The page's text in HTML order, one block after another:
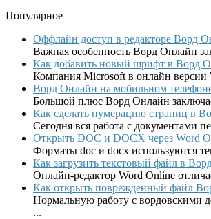
Популярное
Оффлайн доступ в редакторе Ворд
Важная особенность Ворд Онлайн
Как добавить новый шрифт в Ворд
Компания Microsoft в онлайн версии
Ворд Онлайн на мобильном
Большой плюс Ворд Онлайн
Как сделать нумерацию страниц в
Сегодня вся работа с документами
Открыть DOC и DOCX через Word
Форматы doc и docx используются
Как загрузить текстовый файл в
Онлайн-редактор Word Online
Как открыть поврежденный файл
Нормальную работу с вордовскими
...